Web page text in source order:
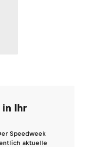
Ihr
Speedweek
aktuelle